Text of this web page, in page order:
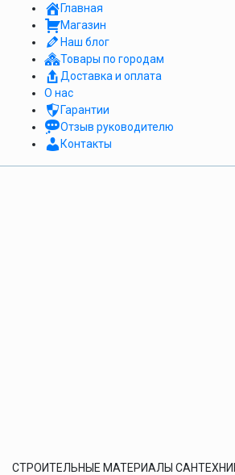
Главная
Магазин
Наш блог
Товары по городам
Доставка и оплата
О нас
Гарантии
Отзыв руководителю
Контакты
СТРОИТЕЛЬНЫЕ МАТЕРИАЛЫ